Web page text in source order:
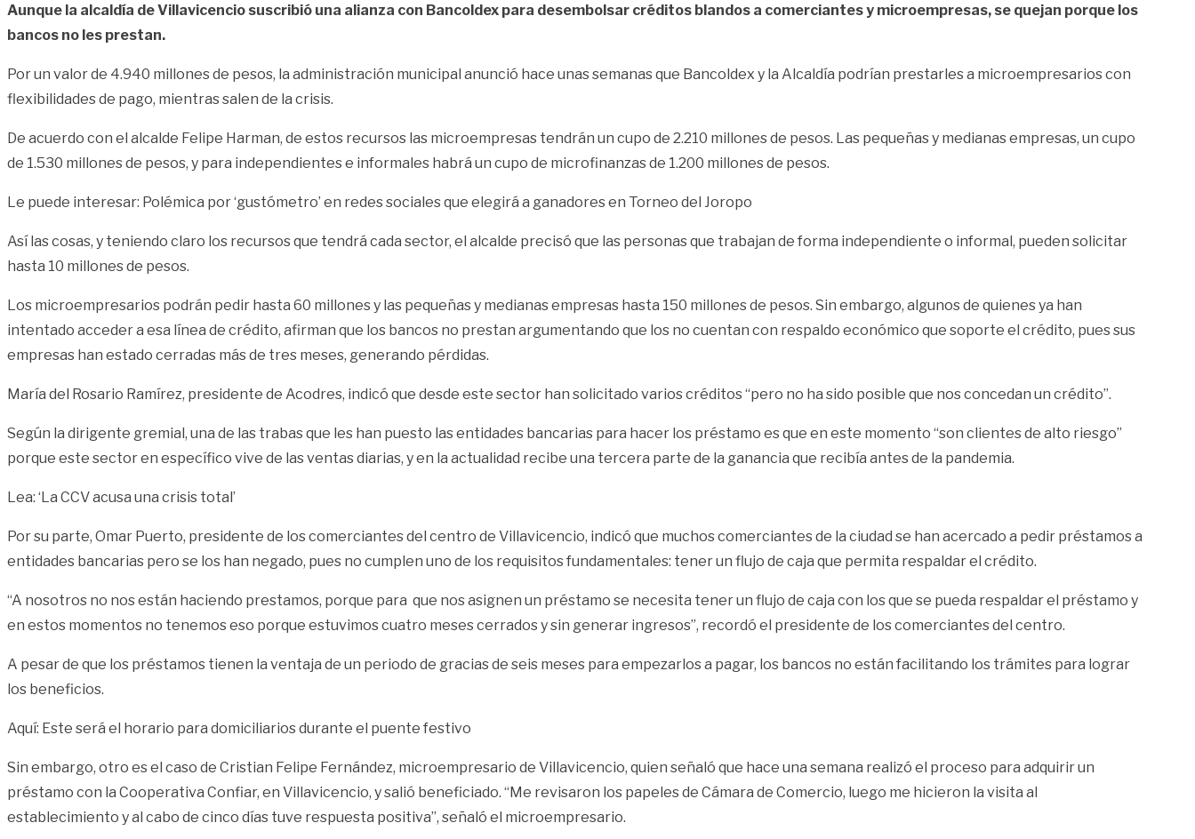
Aunque la alcaldía de Villavicencio suscribió una alianza con Bancoldex para desembolsar créditos blandos a comerciantes y microempresas, se quejan porque los
bancos no les prestan.
Por un valor de 4.940 millones de pesos, la administración municipal anunció hace unas semanas que Bancoldex y la Alcaldía podrían prestarles a microempresarios con
flexibilidades de pago, mientras salen de la crisis.
De acuerdo con el alcalde Felipe Harman, de estos recursos las microempresas tendrán un cupo de 2.210 millones de pesos. Las pequeñas y medianas empresas, un cupo
de 1.530 millones de pesos, y para independientes e informales habrá un cupo de microfinanzas de 1.200 millones de pesos.
Le puede interesar: Polémica por ‘gustómetro’ en redes sociales que elegirá a ganadores en Torneo del Joropo
Así las cosas, y teniendo claro los recursos que tendrá cada sector, el alcalde precisó que las personas que trabajan de forma independiente o informal, pueden solicitar
hasta 10 millones de pesos.
Los microempresarios podrán pedir hasta 60 millones y las pequeñas y medianas empresas hasta 150 millones de pesos. Sin embargo, algunos de quienes ya han
intentado acceder a esa línea de crédito, afirman que los bancos no prestan argumentando que los no cuentan con respaldo económico que soporte el crédito, pues sus
empresas han estado cerradas más de tres meses, generando pérdidas.
María del Rosario Ramírez, presidente de Acodres, indicó que desde este sector han solicitado varios créditos “pero no ha sido posible que nos concedan un crédito”.
Según la dirigente gremial, una de las trabas que les han puesto las entidades bancarias para hacer los préstamo es que en este momento “son clientes de alto riesgo”
porque este sector en específico vive de las ventas diarias, y en la actualidad recibe una tercera parte de la ganancia que recibía antes de la pandemia.
Lea: ‘La CCV acusa una crisis total’
Por su parte, Omar Puerto, presidente de los comerciantes del centro de Villavicencio, indicó que muchos comerciantes de la ciudad se han acercado a pedir préstamos a
entidades bancarias pero se los han negado, pues no cumplen uno de los requisitos fundamentales: tener un flujo de caja que permita respaldar el crédito.
“A nosotros no nos están haciendo prestamos, porque para que nos asignen un préstamo se necesita tener un flujo de caja con los que se pueda respaldar el préstamo y
en estos momentos no tenemos eso porque estuvimos cuatro meses cerrados y sin generar ingresos”, recordó el presidente de los comerciantes del centro.
A pesar de que los préstamos tienen la ventaja de un periodo de gracias de seis meses para empezarlos a pagar, los bancos no están facilitando los trámites para lograr
los beneficios.
Aquí: Este será el horario para domiciliarios durante el puente festivo
Sin embargo, otro es el caso de Cristian Felipe Fernández, microempresario de Villavicencio, quien señaló que hace una semana realizó el proceso para adquirir un
préstamo con la Cooperativa Confiar, en Villavicencio, y salió beneficiado. “Me revisaron los papeles de Cámara de Comercio, luego me hicieron la visita al
establecimiento y al cabo de cinco días tuve respuesta positiva”, señaló el microempresario.